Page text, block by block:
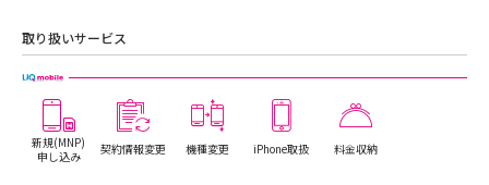
取り扱いサービス
新規(MNP)
申し込み
契約情報変更 機種変更 iPhone取扱 料金収納